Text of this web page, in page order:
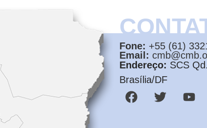
Fone: +55 (61)
Email:
Endereço: SCS
Brasília/DF